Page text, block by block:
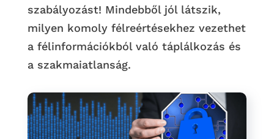
szabályozást! Mindebből jól látszik,
milyen komoly félreértésekhez vezethet
a félinformációkból való táplálkozás és
a szakmaiatlanság.